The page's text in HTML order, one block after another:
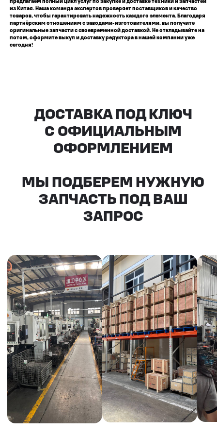
предлагаем полный цикл услуг по закупке и доставке техники и запчастей
из Китая. Наша команда экспертов проверяет поставщиков и качество
товаров, чтобы гарантировать надежность каждого элемента. Благодаря
партнёрским отношениям с заводами-изготовителями, вы получите
оригинальные запчасти с своевременной доставкой. Не откладывайте на
потом, оформите выкуп и доставку редуктора в нашей компании уже
сегодня!
Все агрегаты проходят
промышленную дефектовку, замену
(изношенных узлов), сборку
и испытания на стенде
КАКИЕ ДОКУМЕНТЫ
Договор в рублях
Счёт-фактура / УПД
Протокол испытаний
Фото- и видеоотчёт
Страховка груза
(опционально)
Разрешительные
документы, ГТД
бухгалтерия примет без вопросов